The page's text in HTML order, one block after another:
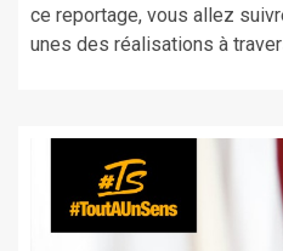
ce reportage, vous allez
unes des réalisations à